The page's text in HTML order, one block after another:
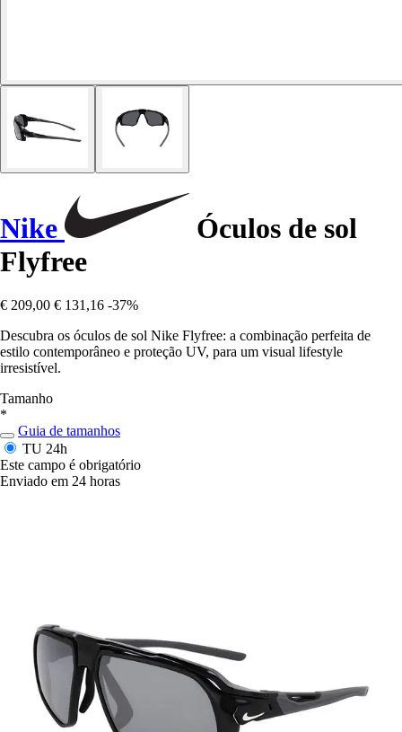
Nike
Óculos de sol
Flyfree
€ 209,00 € 131,16 -37%
Descubra os óculos de sol Nike Flyfree: a combinação perfeita de
estilo contemporâneo e proteção UV, para um visual lifestyle
irresistível.
Tamanho
*
Guia de tamanhos
TU 24h
Este campo é obrigatório
Enviado em 24 horas